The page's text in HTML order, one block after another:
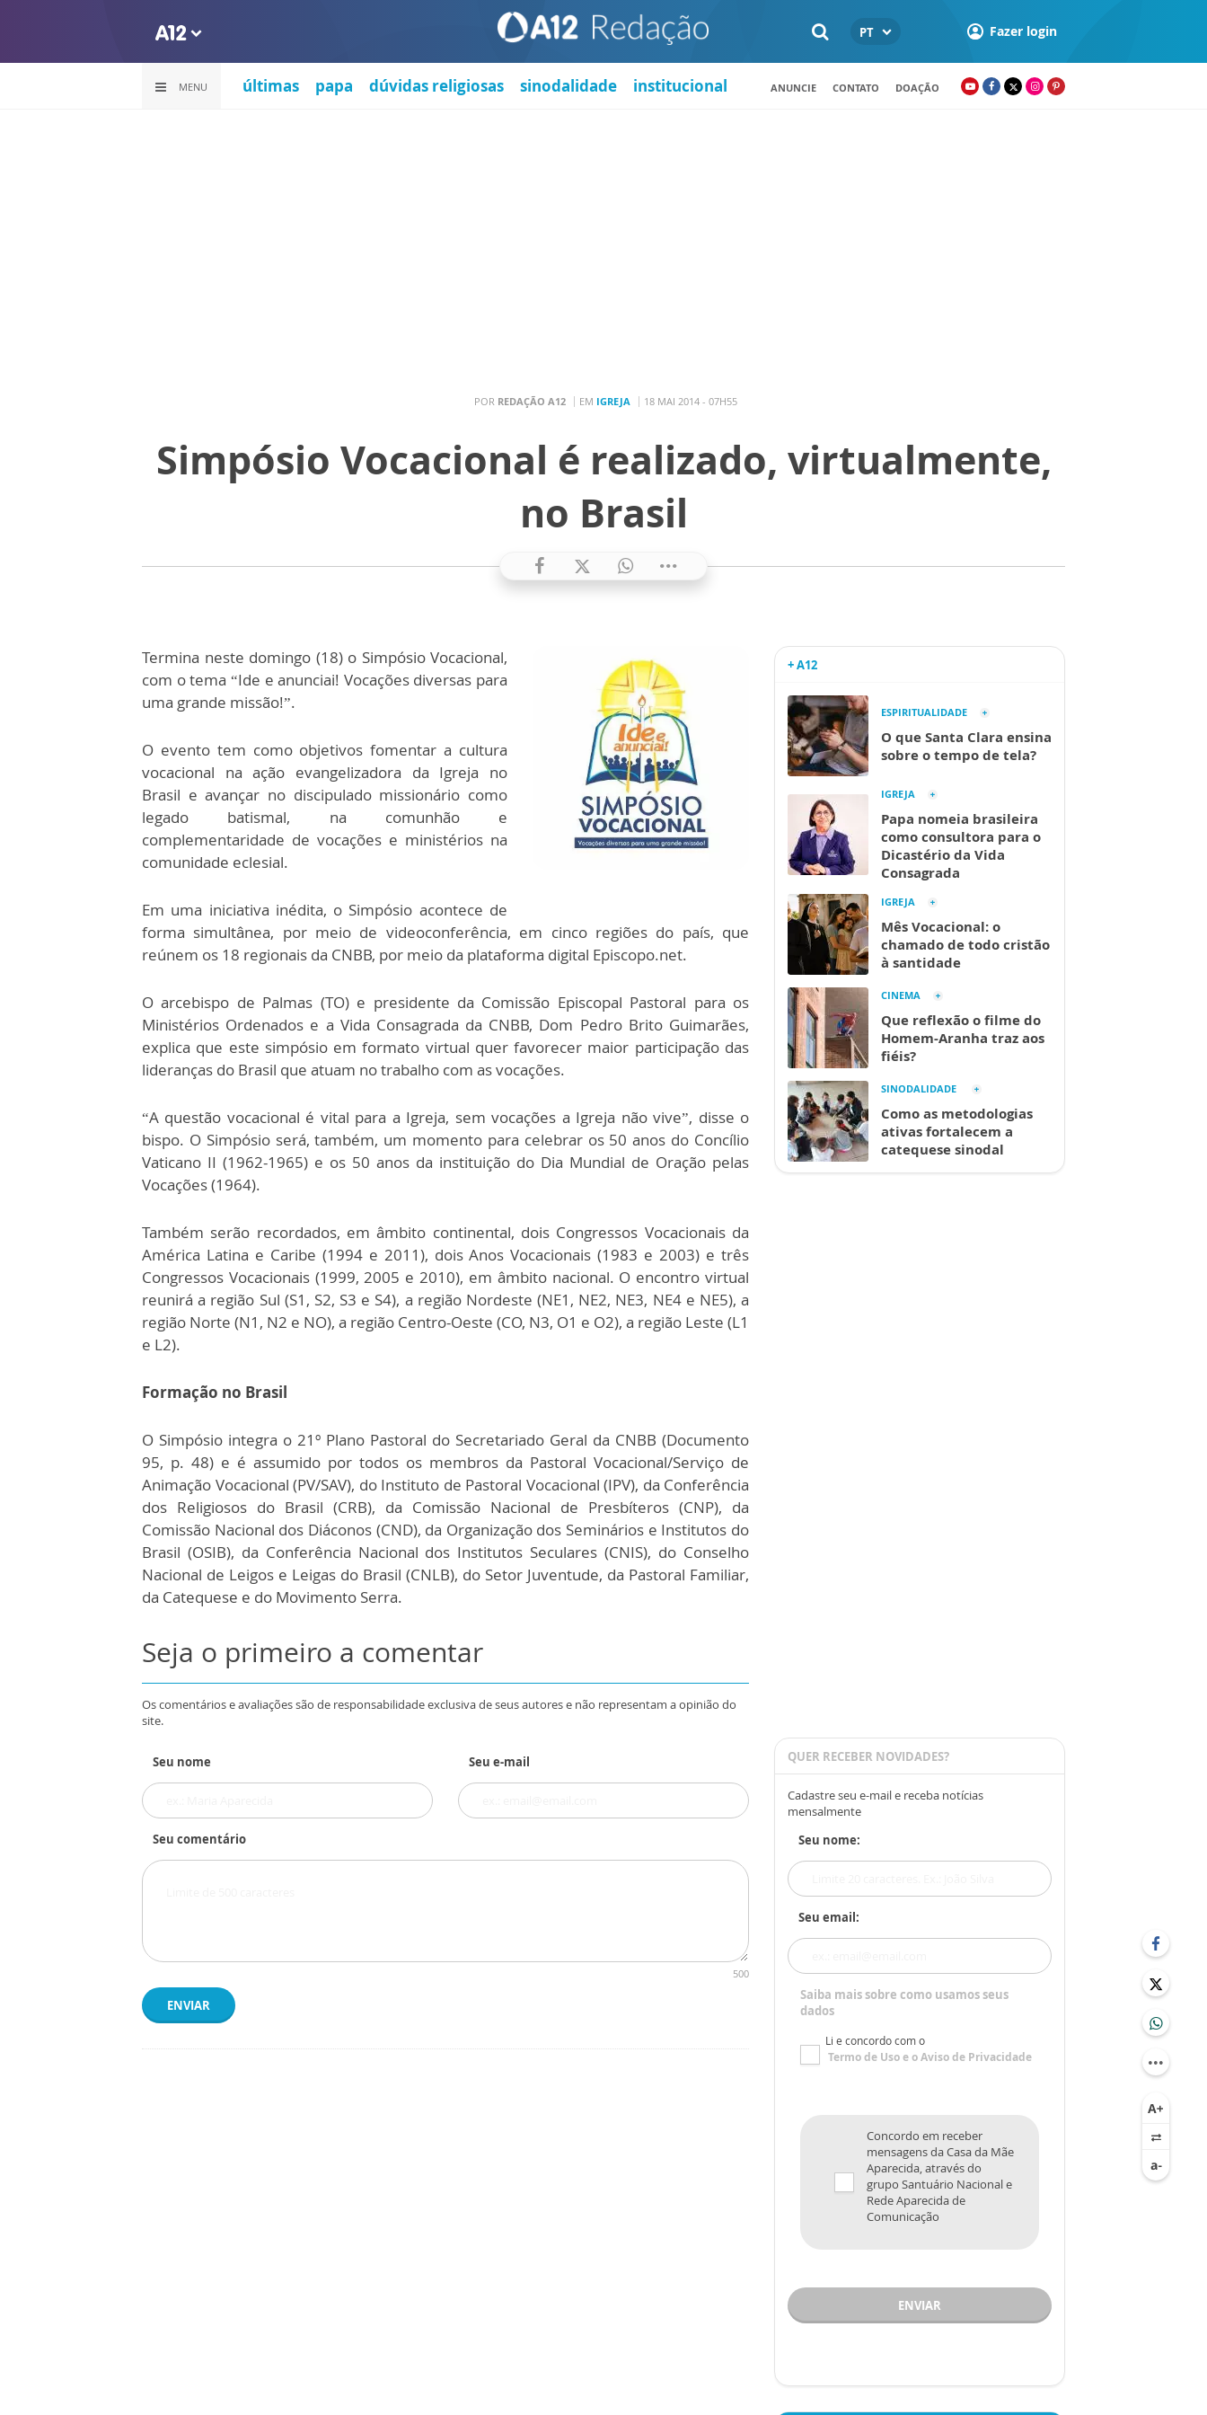
PT Fazer login
MENU últimas papa dúvidas religiosas sinodalidade institucional ANUNCIE CONTATO DOAÇÃO
POR REDAÇÃO A12 EM IGREJA 18 MAI 2014 - 07H55
Simpósio Vocacional é realizado, virtualmente,
no Brasil
Termina neste domingo (18) o Simpósio Vocacional,
com o tema “Ide e anunciai! Vocações diversas para
uma grande missão!”.
O evento tem como objetivos fomentar a cultura
vocacional na ação evangelizadora da Igreja no
Brasil e avançar no discipulado missionário como
legado batismal, na comunhão e
complementaridade de vocações e ministérios na
comunidade eclesial.
Em uma iniciativa inédita, o Simpósio acontece de
forma simultânea, por meio de videoconferência, em cinco regiões do país, que
reúnem os 18 regionais da CNBB, por meio da plataforma digital Episcopo.net.
O arcebispo de Palmas (TO) e presidente da Comissão Episcopal Pastoral para os
Ministérios Ordenados e a Vida Consagrada da CNBB, Dom Pedro Brito Guimarães,
explica que este simpósio em formato virtual quer favorecer maior participação das
lideranças do Brasil que atuam no trabalho com as vocações.
“A questão vocacional é vital para a Igreja, sem vocações a Igreja não vive”, disse o
bispo. O Simpósio será, também, um momento para celebrar os 50 anos do Concílio
Vaticano II (1962-1965) e os 50 anos da instituição do Dia Mundial de Oração pelas
Vocações (1964).
Também serão recordados, em âmbito continental, dois Congressos Vocacionais da
América Latina e Caribe (1994 e 2011), dois Anos Vocacionais (1983 e 2003) e três
Congressos Vocacionais (1999, 2005 e 2010), em âmbito nacional. O encontro virtual
reunirá a região Sul (S1, S2, S3 e S4), a região Nordeste (NE1, NE2, NE3, NE4 e NE5), a
região Norte (N1, N2 e NO), a região Centro-Oeste (CO, N3, O1 e O2), a região Leste (L1
e L2).
Formação no Brasil
O Simpósio integra o 21º Plano Pastoral do Secretariado Geral da CNBB (Documento
95, p. 48) e é assumido por todos os membros da Pastoral Vocacional/Serviço de
Animação Vocacional (PV/SAV), do Instituto de Pastoral Vocacional (IPV), da Conferência
dos Religiosos do Brasil (CRB), da Comissão Nacional de Presbíteros (CNP), da
Comissão Nacional dos Diáconos (CND), da Organização dos Seminários e Institutos do
Brasil (OSIB), da Conferência Nacional dos Institutos Seculares (CNIS), do Conselho
Nacional de Leigos e Leigas do Brasil (CNLB), do Setor Juventude, da Pastoral Familiar,
da Catequese e do Movimento Serra.
Seja o primeiro a comentar
Os comentários e avaliações são de responsabilidade exclusiva de seus autores e não representam a opinião do
site.
Seu nome Seu e-mail
Seu comentário
500
ENVIAR
+ A12
ESPIRITUALIDADE
O que Santa Clara ensina
sobre o tempo de tela?
IGREJA
Papa nomeia brasileira
como consultora para o
Dicastério da Vida
Consagrada
IGREJA
Mês Vocacional: o
chamado de todo cristão
à santidade
CINEMA
Que reflexão o filme do
Homem-Aranha traz aos
fiéis?
SINODALIDADE
Como as metodologias
ativas fortalecem a
catequese sinodal
QUER RECEBER NOVIDADES?
Cadastre seu e-mail e receba notícias
mensalmente
Seu nome:
Seu email:
Saiba mais sobre como usamos seus
dados
Li e concordo com o
Termo de Usoe oAviso de Privacidade
Concordo em receber
mensagens da Casa da Mãe
Aparecida, através do
grupo Santuário Nacional e
Rede Aparecida de
Comunicação
ENVIAR